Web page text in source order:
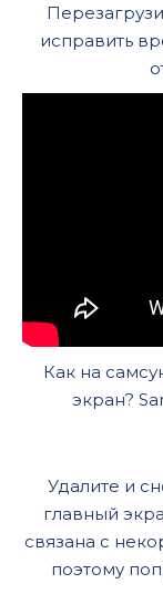
исправить
Как на
экран?
Удалите и
главный
связана с
поэтому